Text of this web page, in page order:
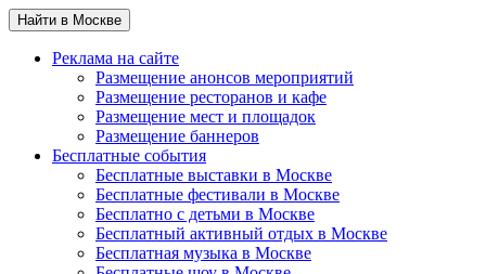
Найти в Москве
Реклама на сайте
Размещение анонсов мероприятий
Размещение ресторанов и кафе
Размещение мест и площадок
Размещение баннеров
Бесплатные события
Бесплатные выставки в Москве
Бесплатные фестивали в Москве
Бесплатно с детьми в Москве
Бесплатный активный отдых в Москве
Бесплатная музыка в Москве